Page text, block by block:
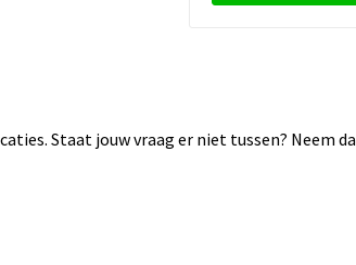
Staat jouw vraag er niet tussen? Neem